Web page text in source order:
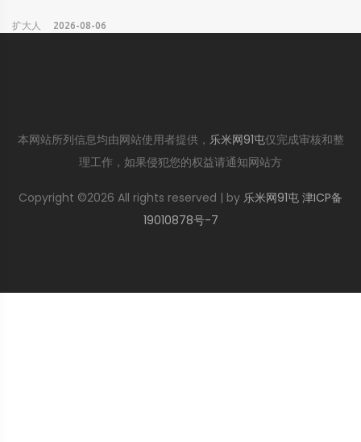
扩大人 2026-08-06
本网站所列信息均由网站使用者提供， 乐米网91屯仅完成审核和整
理工作，如果侵犯您的权益请通知网站方
Copyright ©2026 All rights reserved | by 乐米网91屯 津ICP备
19010878号-7